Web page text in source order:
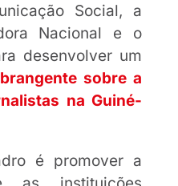
Social, a
Nacional e o
desenvolver um
sobre a
na Guiné-
é promover a